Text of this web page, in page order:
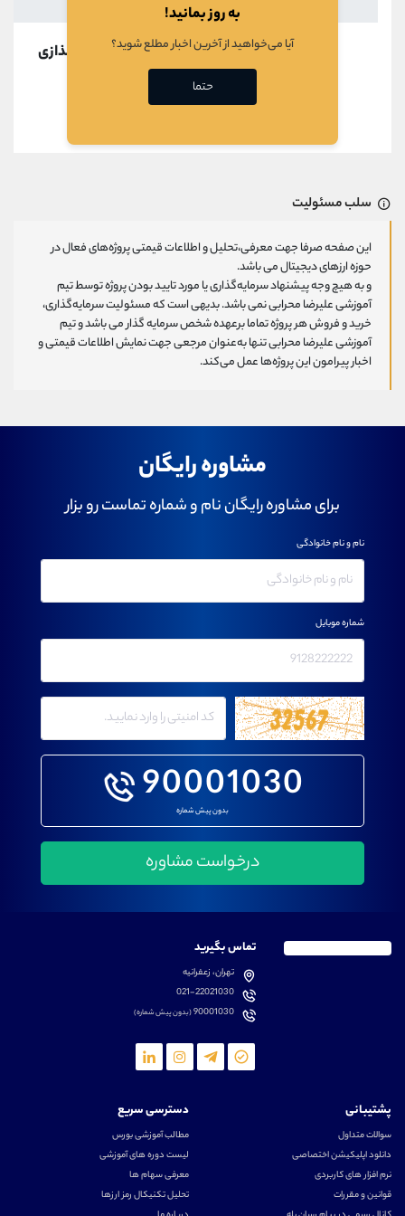
در حال بارگذازی
سلب مسئولیت
این صفحه صرفا جهت معرفی،تحلیل و اطلاعات قیمتی پروژه‌های فعال در
حوزه ارزهای دیجیتال می باشد.
و به هیچ وجه پیشنهاد سرمایه‌گذاری یا مورد تایید بودن پروژه توسط تیم
آموزشی علیرضا محرابی نمی باشد. بدیهی است که مسئولیت سرمایه‌گذاری،
خرید و فروش هر پروژه تماما برعهده شخص سرمایه گذار می باشد و تیم
آموزشی علیرضا محرابی تنها به‌عنوان مرجعی جهت نمایش اطلاعات قیمتی و
اخبار پیرامون این پروژه‌‌ها عمل می‌کند.
مشاوره رایگان
برای مشاوره رایگان نام و شماره تماست رو بزار
90001030
بدون پیش شماره
نام و نام خانوادگی
شماره موبایل
تماس بگیرید
تهران، زعفرانیه
021-22021030
90001030(بدون پیش شماره)
پشتیبانی
سوالات متداول
دانلود اپلیکیشن اختصاصی
نرم افزار های کاربردی
قوانین و مقررات
دسترسی سریع
مطالب آموزشی بورس
لیست دوره های آموزشی
معرفی سهام ها
تحلیل تکنیکال رمز ارزها
به روز بمانید!
آیا می‌خواهید از آخرین اخبار مطلع شوید؟
حتما